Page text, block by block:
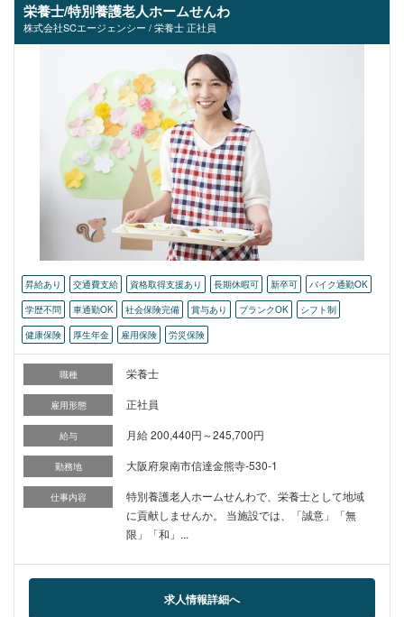
栄養士/特別養護老人ホームせんわ
株式会社SCエージェンシー / 栄養士 正社員
昇給あり 交通費支給 資格取得支援あり 長期休暇可 新卒可
バイク通勤OK
学歴不問
車通勤OK 社会保険完備 賞与あり ブランクOK
シフト制
健康保険
厚生年金 雇用保険 労災保険
職種 栄養士
雇用形態 正社員
給与 月給 200,440円～245,700円
勤務地 大阪府泉南市信達金熊寺-530-1
仕事内容
特別養護老人ホームせんわで、栄養士として地域
に貢献しませんか。 当施設では、「誠意」「無
限」「和」...
求人情報詳細へ